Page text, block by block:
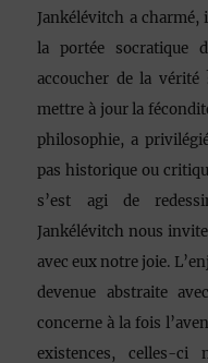
Jankélévitch a
la portée socratique
accoucher de la vérité
mettre à jour la
philosophie, a
pas historique ou
s’est agi de
Jankélévitch nous
avec eux notre joie.
devenue abstraite
concerne à la fois
existences, celles-ci